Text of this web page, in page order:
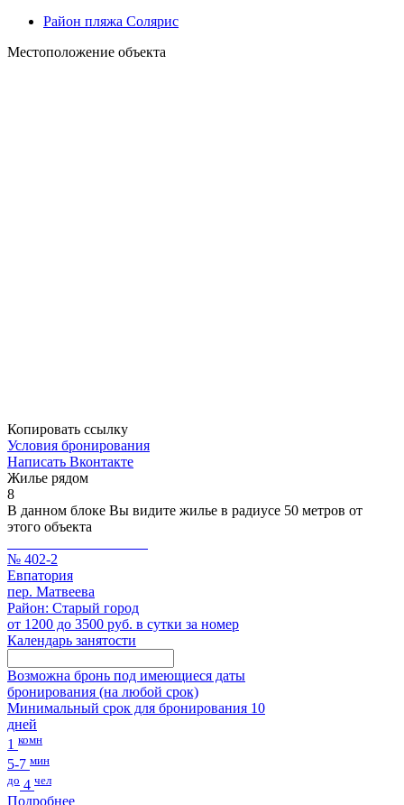
Район пляжа Солярис
Местоположение объекта
Копировать ссылку
Условия бронирования
Написать Вконтакте
Жилье рядом
8
В данном блоке Вы видите жилье в радиусе 50 метров от
этого объекта
№ 402-2
Евпатория
пер. Матвеева
Район: Старый город
от 1200 до 3500 руб. в сутки за номер
Календарь занятости
Возможна бронь под имеющиеся даты
бронирования (на любой срок)
Минимальный срок для бронирования 10
дней
1 комн
5-7 мин
до 4 чел
Подробнее